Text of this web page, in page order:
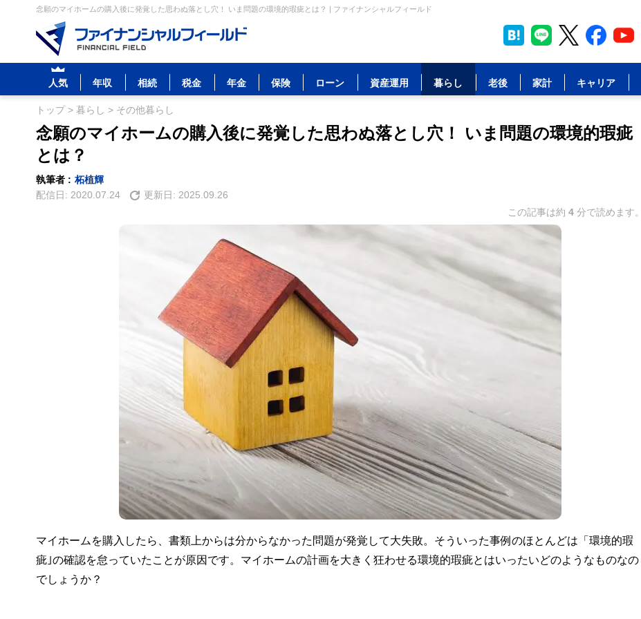
念願のマイホームの購入後に発覚した思わぬ落とし穴！ いま問題の環境的瑕疵とは？ | ファイナンシャルフィールド
人気 年収 相続 税金 年金 保険 ローン 資産運用 暮らし 老後 家計 キャリア
トップ> 暮らし > その他暮らし
念願のマイホームの購入後に発覚した思わぬ落とし穴！ いま問題の環境的瑕疵
とは？
執筆者 : 柘植輝
配信日: 2020.07.24 更新日: 2025.09.26
この記事は約 4 分で読めます。
マイホームを購入したら、書類上からは分からなかった問題が発覚して大失敗。そういった事例のほとんどは「環境的瑕
疵｣の確認を怠っていたことが原因です。マイホームの計画を大きく狂わせる環境的瑕疵とはいったいどのようなものなの
でしょうか？